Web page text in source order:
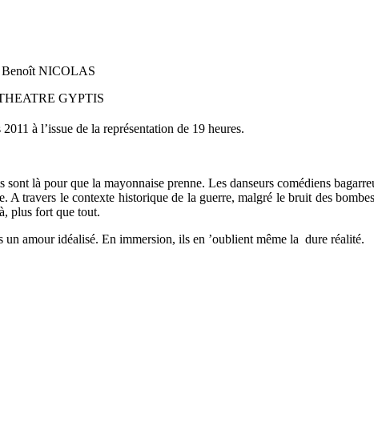
NICOLAS
GYPTIS
à l’issue de la représentation de 19 heures.
là pour que la mayonnaise prenne. Les danseurs comédiens
travers le contexte historique de la guerre, malgré le bruit des
plus fort que tout.
amour idéalisé. En immersion, ils en ’oublient même la dure réalité.